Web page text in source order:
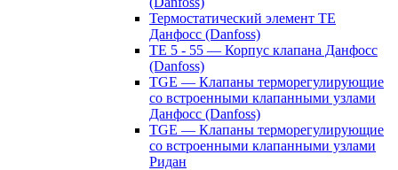
Термостатический элемент TE
Данфосс (Danfoss)
TE 5 - 55 — Корпус клапана Данфосс
(Danfoss)
TGE — Клапаны терморегулирующие
со встроенными клапанными узлами
Данфосс (Danfoss)
TGE — Клапаны терморегулирующие
со встроенными клапанными узлами
Ридан